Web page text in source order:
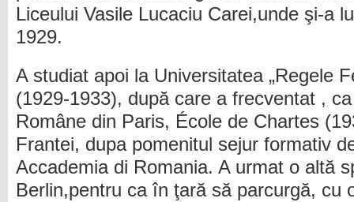
Liceului Vasile Lucaciu Carei,unde şi-a
1929.
A studiat apoi la Universitatea „Regele
(1929-1933), după care a frecventat ,
Române din Paris, École de Chartes
Frantei, dupa pomenitul sejur formativ
Accademia di Romania. A urmat o altă
Berlin,pentru ca în ţară să parcurgă, cu